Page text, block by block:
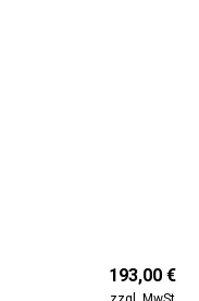
193,00 €